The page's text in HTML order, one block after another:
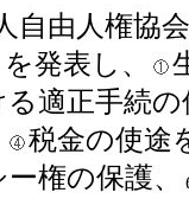
自由人権協
発表し、
適正手続の
税金の使途
権の保護、